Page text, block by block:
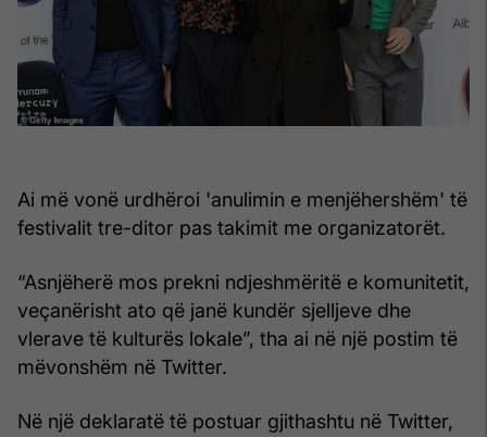
Ai më vonë urdhëroi 'anulimin e menjëhershëm' të
festivalit tre-ditor pas takimit me organizatorët.
“Asnjëherë mos prekni ndjeshmëritë e komunitetit,
veçanërisht ato që janë kundër sjelljeve dhe
vlerave të kulturës lokale”, tha ai në një postim të
mëvonshëm në Twitter.
Në një deklaratë të postuar gjithashtu në Twitter,